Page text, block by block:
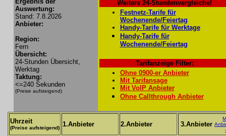
Auswertung:
Stand: 7.8.2026
Anbieter:
Region:
Fern
Übersicht:
24-Stunden Übersicht,
Werktag
Taktung:
<=240 Sekunden
(Preise aufsteigend)
Weitere 24-Stundenvergleiche!
Festnetz-Tarife für
Wochenende/Feiertag
Handy-Tarife für Werktage
Handy-Tarife für
Wochenende/Feiertag
Tarifanzeige Filter:
Ohne 0900-er Anbieter
Mit Tarifansage
Mit VoIP Anbieter
Ohne Callthrough Anbieter
Uhrzeit
(Preise aufsteigend) 1.Anbieter 2.Anbieter 3.Anbieter